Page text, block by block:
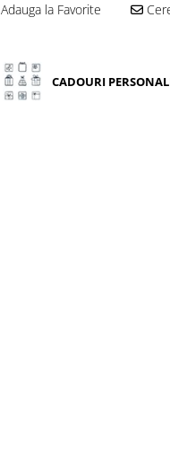
Adauga la Favorite
CADOURI